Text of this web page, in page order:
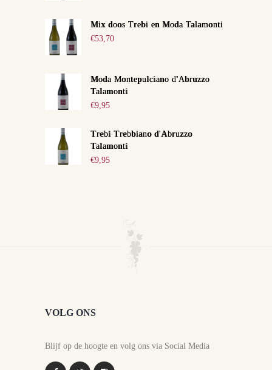
Mix doos Trebi en Moda Talamonti
€53,70
Moda Montepulciano d'Abruzzo
Talamonti
€9,95
Trebi Trebbiano d'Abruzzo
Talamonti
€9,95
VOLG ONS
Blijf op de hoogte en volg ons via Social Media